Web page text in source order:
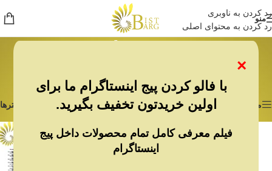
رد کردن به ناوبری
رد کردن به محتوای اصلی
منو
لوازم شخصی برقی
مشاهده فیلترها فیلترها
×
با فالو کردن پیج اینستاگرام ما برای
اولین خریدتون تخفیف بگیرید.
فیلم معرفی کامل تمام محصولات داخل پیج
اینستاگرام